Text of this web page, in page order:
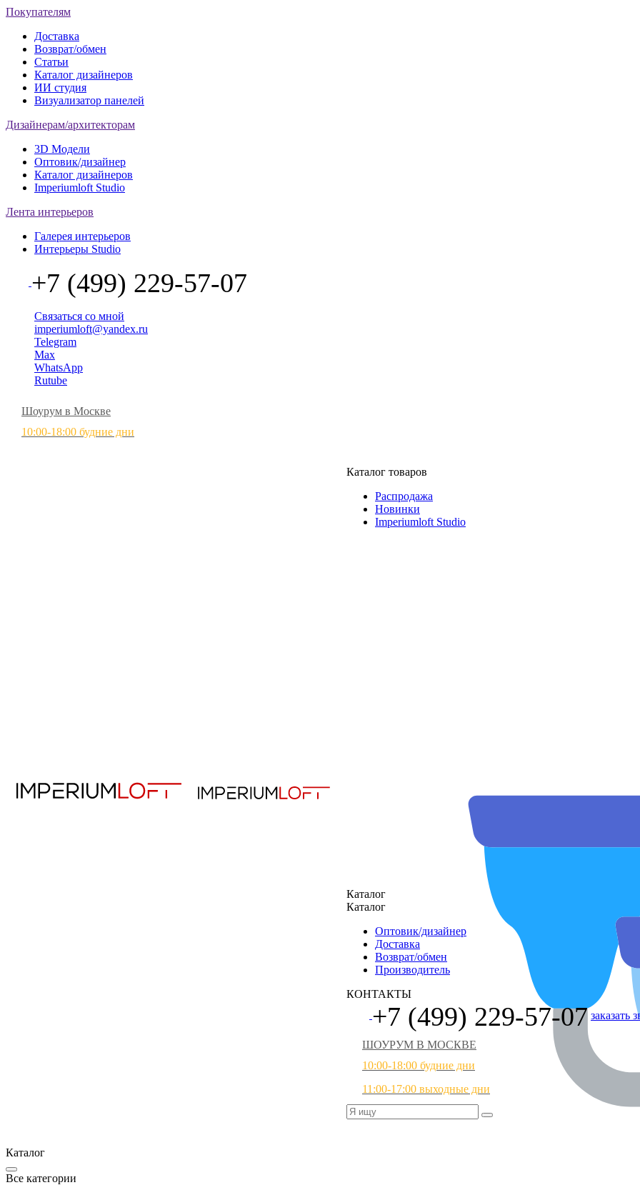
Покупателям
Доставка
Возврат/обмен
Статьи
Каталог дизайнеров
ИИ студия
Визуализатор панелей
Дизайнерам/архитекторам
3D Модели
Оптовик/дизайнер
Каталог дизайнеров
Imperiumloft Studio
Лента интерьеров
Галерея интерьеров
Интерьеры Studio
+7 (499) 229-57-07
Связаться со мной
imperiumloft@yandex.ru
Telegram
Max
WhatsApp
Rutube
Шоурум в Москве
10:00-18:00 будние дни
Каталог товаров
Распродажа
Новинки
Imperiumloft Studio
Каталог
Каталог
Оптовик/дизайнер
Доставка
Возврат/обмен
Производитель
КОНТАКТЫ
+7 (499) 229-57-07 заказать
ШОУРУМ В МОСКВЕ
10:00-18:00 будние дни
11:00-17:00 выходные дни
Каталог
Все категории